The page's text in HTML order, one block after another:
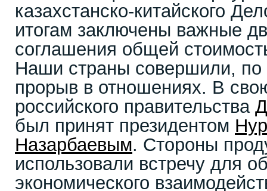
казахстанско-китайского
итогам заключены важные
соглашения общей
Наши страны совершили, по
прорыв в отношениях. В
российского правительства
был принят президентом
Назарбаевым. Стороны
использовали встречу для
экономического